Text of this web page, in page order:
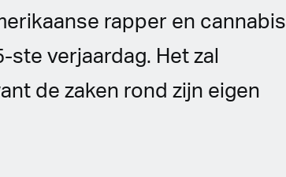
rapper en cannabis
verjaardag. Het zal
de zaken rond zijn eigen